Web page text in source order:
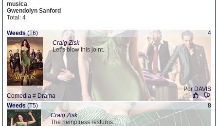
musica:
Gwendolyn Sanford
Total: 4
Weeds(T6)
4
Craig Zisk
Let’s blow this joint.
Por DAVIS
Comedia # Drama
Weeds (T5)
8
Craig Zisk
The hemptress resturns.